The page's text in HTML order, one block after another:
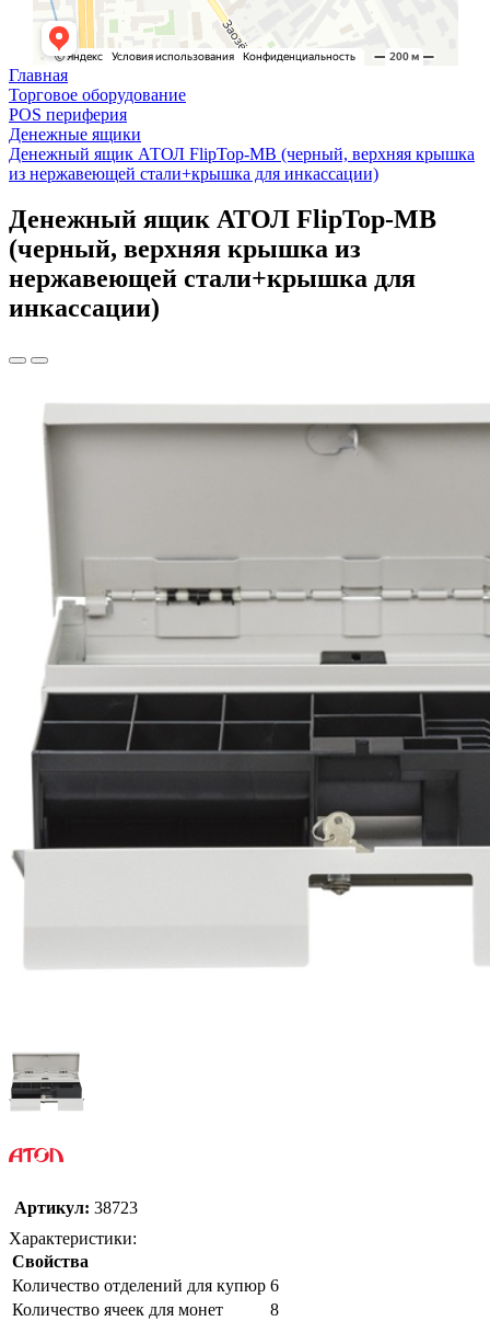
Главная
Торговое оборудование
POS периферия
Денежные ящики
Денежный ящик АТОЛ FlipTop-MB (черный, верхняя крышка
из нержавеющей стали+крышка для инкассации)
Денежный ящик АТОЛ FlipTop-MB
(черный, верхняя крышка из
нержавеющей стали+крышка для
инкассации)
Артикул: 38723
Характеристики:
Свойства
Количество отделений для купюр 6
Количество ячеек для монет
8